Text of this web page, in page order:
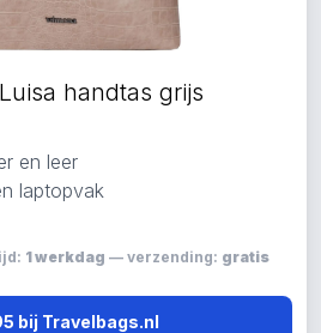
handtas grijs
en leer
laptopvak
1 werkdag — verzending: gratis
bij Travelbags.nl